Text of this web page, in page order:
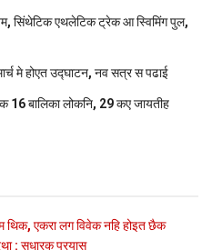
सिंथेटिक एथलेटिक ट्रेक आ स्विमिंग पुल,
मे होएत उद्घाटन, नव सत्र स पढाई
16 बालिका लोकनि, 29 कए जायतीह
थिक, एकरा लग विवेक नहि होइत छैक
: सुधारक प्रयास